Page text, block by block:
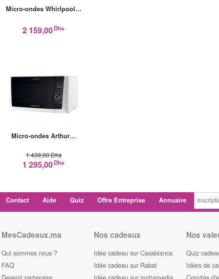
Micro-ondes Whirlpool…
2 159,00Dhs
Micro-ondes Arthur…
1 439,00 Dhs
1 295,00Dhs
Contact Aide Quiz Offre Entreprise Annuaire
MesCadeaux.ma
Qui sommes nous ?
FAQ
Devenir partenaire
Nos cadeaux
Idée cadeau sur Casablanca
Idée cadeau sur Rabat
Idée cadeau sur mohamedia
Nos
Quiz
Idées de
Comités